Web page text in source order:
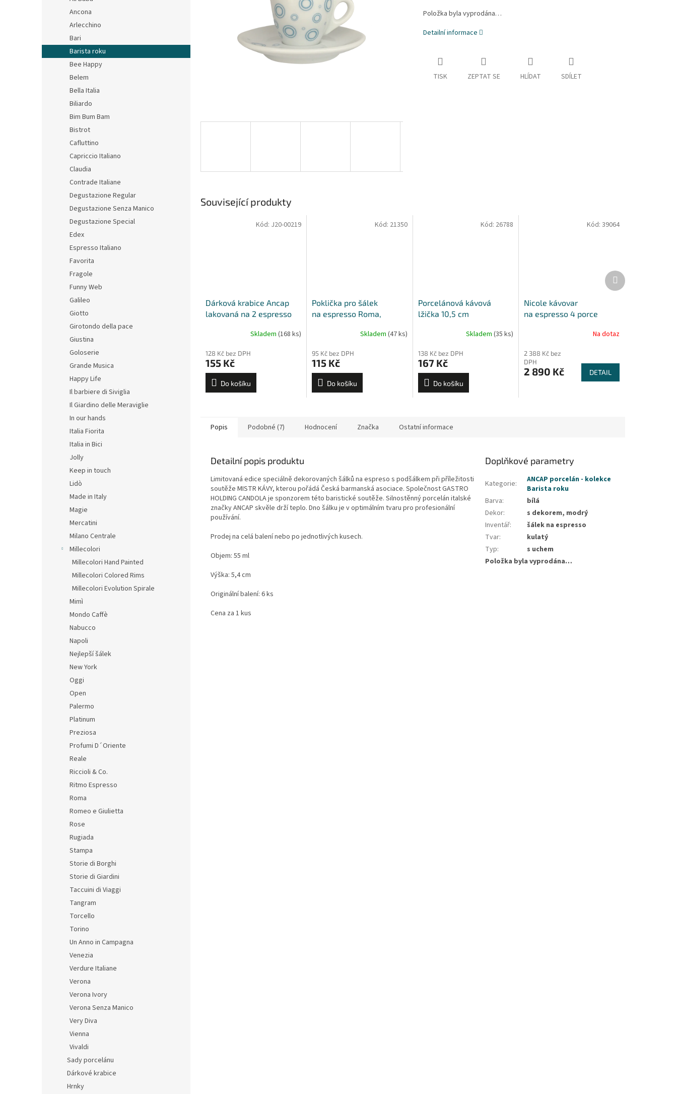
Ancona
Arlecchino
Bari
Barista roku
Bee Happy
Belem
Bella Italia
Biliardo
Bim Bum Bam
Bistrot
Cafluttino
Capriccio Italiano
Claudia
Contrade Italiane
Degustazione Regular
Degustazione Senza Manico
Degustazione Special
Edex
Espresso Italiano
Favorita
Fragole
Funny Web
Galileo
Giotto
Girotondo della pace
Giustina
Goloserie
Grande Musica
Happy Life
Il barbiere di Siviglia
Il Giardino delle Meraviglie
In our hands
Italia Fiorita
Italia in Bici
Jolly
Keep in touch
Lidò
Made in Italy
Magie
Mercatini
Milano Centrale
Millecolori
Millecolori Hand Painted
Millecolori Colored Rims
Millecolori Evolution Spirale
Mimì
Mondo Caffè
Nabucco
Napoli
Nejlepší šálek
New York
Oggi
Open
Palermo
Platinum
Preziosa
Profumi D´Oriente
Reale
Riccioli & Co.
Ritmo Espresso
Roma
Romeo e Giulietta
Rose
Rugiada
Stampa
Storie di Borghi
Storie di Giardini
Taccuini di Viaggi
Tangram
Torcello
Torino
Un Anno in Campagna
Venezia
Verdure Italiane
Verona
Verona Ivory
Verona Senza Manico
Very Diva
Vienna
Vivaldi
Sady porcelánu
Dárkové krabice
Hrnky
Položka byla vyprodána…
Detailní informace
TISK ZEPTAT SE HLÍDAT SDÍLET
Související produkty
Dárková krabice Ancap
lakovaná na 2 espresso
Skladem (168 ks)
128 Kč bez DPH
155 Kč
Do košíku
Kód: J20-00219
Poklička pro šálek
na espresso Roma,
Skladem (47 ks)
95 Kč bez DPH
115 Kč
Do košíku
Kód: 21350
Porcelánová kávová
lžička 10,5 cm
Skladem(35 ks)
138 Kč bez DPH
167 Kč
Do košíku
Kód: 26788
Nicole kávovar
na espresso 4 porce
Na dotaz
2 388 Kč bez
DPH
2 890 Kč DETAIL
Kód: 39064
Další
produkt
Popis Podobné (7) Hodnocení Značka Ostatní informace
Detailní popis produktu
Limitovaná edice speciálně dekorovaných šálků na espreso s podšálkem při příležitosti
soutěže MISTR KÁVY, kterou pořádá Česká barmanská asociace. Společnost GASTRO
HOLDING CANDOLA je sponzorem této baristické soutěže. Silnostěnný porcelán italské
značky ANCAP skvěle drží teplo. Dno šálku je v optimálním tvaru pro profesionální
používání.
Prodej na celá balení nebo po jednotlivých kusech.
Objem: 55 ml
Výška: 5,4 cm
Originální balení: 6 ks
Cena za 1 kus
Doplňkové parametry
Kategorie:
ANCAP porcelán - kolekce
Barista roku
Barva:
bílá
Dekor:
s dekorem, modrý
Inventář:
šálek na espresso
Tvar:
kulatý
Typ:
s uchem
Položka byla vyprodána…